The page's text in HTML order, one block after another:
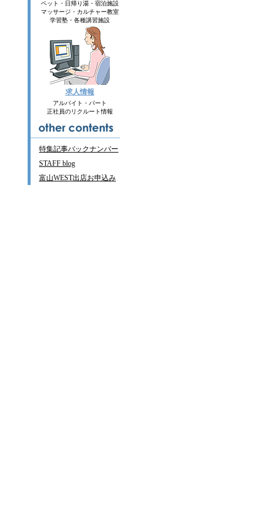
ペット・日帰り湯・宿泊施設
マッサージ・カルチャー教室
学習塾・各種講習施設
求人情報
アルバイト・パート
正社員のリクルート情報
特集記事バックナンバー
STAFF blog
富山WEST出店お申込み